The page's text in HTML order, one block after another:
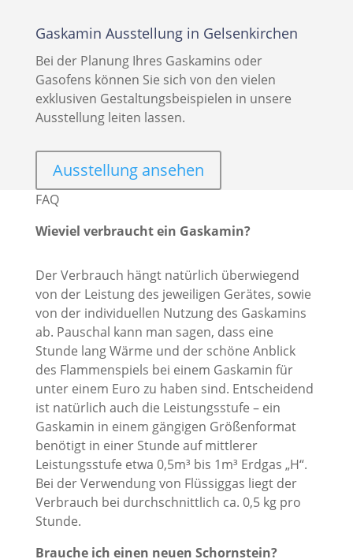
Gaskamin Ausstellung in Gelsenkirchen
Bei der Planung Ihres Gaskamins oder
Gasofens können Sie sich von den vielen
exklusiven Gestaltungsbeispielen in unsere
Ausstellung leiten lassen.
Ausstellung ansehen
FAQ
Wieviel verbraucht ein Gaskamin?
Der Verbrauch hängt natürlich überwiegend
von der Leistung des jeweiligen Gerätes, sowie
von der individuellen Nutzung des Gaskamins
ab. Pauschal kann man sagen, dass eine
Stunde lang Wärme und der schöne Anblick
des Flammenspiels bei einem Gaskamin für
unter einem Euro zu haben sind. Entscheidend
ist natürlich auch die Leistungsstufe – ein
Gaskamin in einem gängigen Größenformat
benötigt in einer Stunde auf mittlerer
Leistungsstufe etwa 0,5m³ bis 1m³ Erdgas „H“.
Bei der Verwendung von Flüssiggas liegt der
Verbrauch bei durchschnittlich ca. 0,5 kg pro
Stunde.
Brauche ich einen neuen Schornstein?